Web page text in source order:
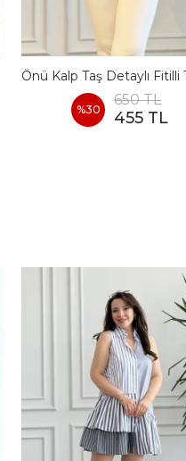
%30
650 TL
455 TL